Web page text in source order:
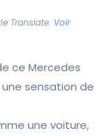
Translate. Voir
ce Mercedes
sensation de
une voiture,